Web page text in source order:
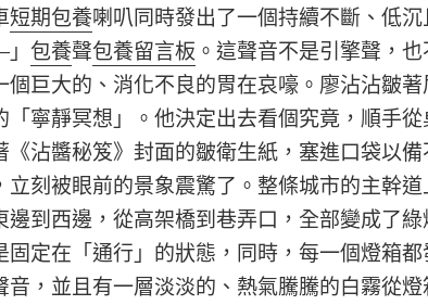
短期包養喇叭同時發出了一個持續不斷、低沉
包養聲包養留言板 。這聲音不是引擎聲，
巨大的、消化不良的胃在哀嚎。廖沾沾皺著
「寧靜冥想」。他決定出去看個究竟，順手
《沾醬秘笈》封面的皺衛生紙，塞進口袋以備
立刻被眼前的景象震驚了。整條城市的主幹
邊到西邊，從高架橋到巷弄口，全部變成了綠
定在「通行」的狀態，同時，每一個燈箱都
音，並且有一層淡淡的、熱氣騰騰的白霧從